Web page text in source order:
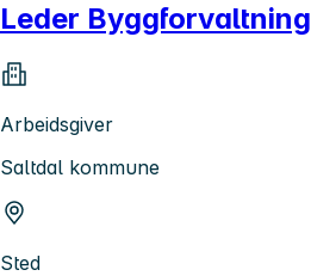
Leder Byggforvaltning
Arbeidsgiver
Saltdal kommune
Sted